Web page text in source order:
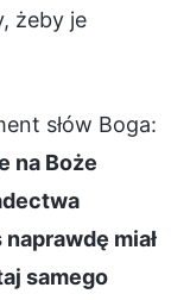
żeby je
słów Boga:
na Boże
miał
samego